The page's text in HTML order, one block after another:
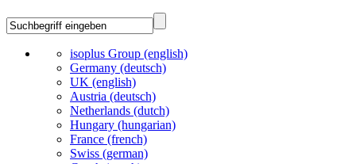
isoplus Group (english)
Germany (deutsch)
UK (english)
Austria (deutsch)
Netherlands (dutch)
Hungary (hungarian)
France (french)
Swiss (german)